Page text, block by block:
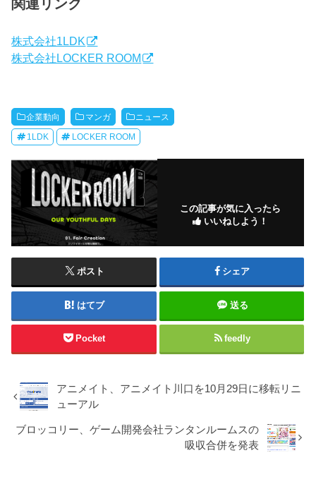
関連リンク
株式会社1LDK
株式会社LOCKER ROOM
企業動向 マンガ ニュース
1LDK LOCKER ROOM
この記事が気に入ったら
いいねしよう！
ポスト シェア
はてブ 送る
Pocket feedly
アニメイト、アニメイト川口を10月29日に移転リニ
ューアル
ブロッコリー、ゲーム開発会社ランタンルームスの
吸収合併を発表